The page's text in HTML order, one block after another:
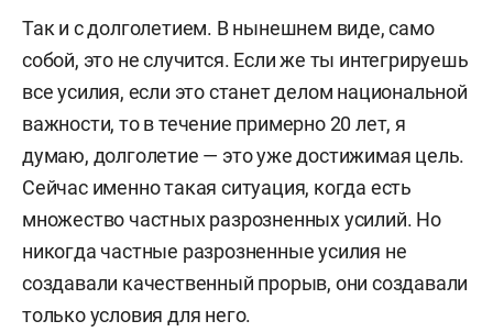
Так и с долголетием. В нынешнем виде, само
собой, это не случится. Если же ты интегрируешь
все усилия, если это станет делом национальной
важности, то в течение примерно 20 лет, я
думаю, долголетие — это уже достижимая цель.
Сейчас именно такая ситуация, когда есть
множество частных разрозненных усилий. Но
никогда частные разрозненные усилия не
создавали качественный прорыв, они создавали
только условия для него.